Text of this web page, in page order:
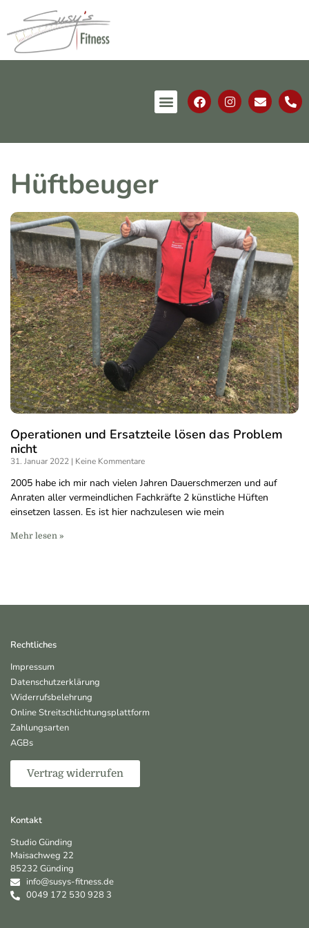
Hüftbeuger
Operationen und Ersatzteile lösen das Problem
nicht
31. Januar 2022 Keine Kommentare
2005 habe ich mir nach vielen Jahren Dauerschmerzen und auf
Anraten aller vermeindlichen Fachkräfte 2 künstliche Hüften
einsetzen lassen. Es ist hier nachzulesen wie mein
Mehr lesen »
Rechtliches
Impressum
Datenschutzerklärung
Widerrufsbelehrung
Online Streitschlichtungsplattform
Zahlungsarten
AGBs
Vertrag widerrufen
Kontakt
Studio Günding
Maisachweg 22
85232 Günding
info@susys-fitness.de
0049 172 530 928 3